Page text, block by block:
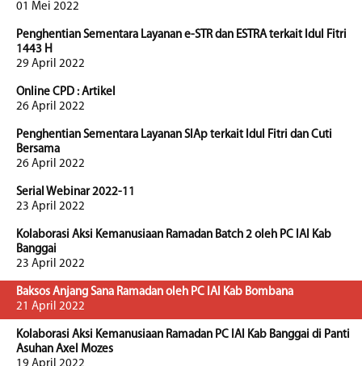
01 Mei 2022
Penghentian Sementara Layanan e-STR dan ESTRA terkait Idul Fitri
1443 H
29 April 2022
Online CPD : Artikel
26 April 2022
Penghentian Sementara Layanan SIAp terkait Idul Fitri dan Cuti
Bersama
26 April 2022
Serial Webinar 2022-11
23 April 2022
Kolaborasi Aksi Kemanusiaan Ramadan Batch 2 oleh PC IAI Kab
Banggai
23 April 2022
Baksos Anjang Sana Ramadan oleh PC IAI Kab Bombana
21 April 2022
Kolaborasi Aksi Kemanusiaan Ramadan PC IAI Kab Banggai di Panti
Asuhan Axel Mozes